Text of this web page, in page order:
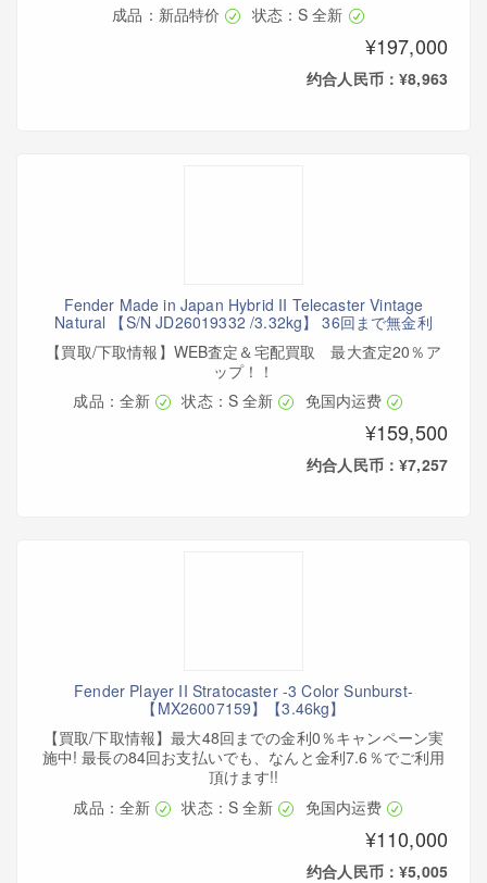
成品：新品特价
状态：S 全新
¥197,000
约合人民币：¥8,963
Fender Made in Japan Hybrid II Telecaster Vintage
Natural 【S/N JD26019332 /3.32kg】 36回まで無金利
【買取/下取情報】WEB査定＆宅配買取 最大査定20％ア
ップ！！
成品：全新
状态：S 全新 免国内运费
¥159,500
约合人民币：¥7,257
Fender Player II Stratocaster -3 Color Sunburst-
【MX26007159】【3.46kg】
【買取/下取情報】最大48回までの金利0％キャンペーン実
施中! 最長の84回お支払いでも、なんと金利7.6％でご利用
頂けます!!
成品：全新
状态：S 全新 免国内运费
¥110,000
约合人民币：¥5,005